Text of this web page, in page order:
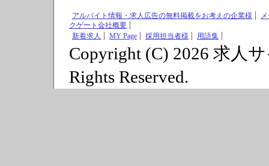
アルバイト情報・求人広告の無料掲載をお考えの企業様
クゲート会社概要
新着求人
MY Page 採用担当者様 用語集
Copyright (C) 2026 求人
Rights Reserved.